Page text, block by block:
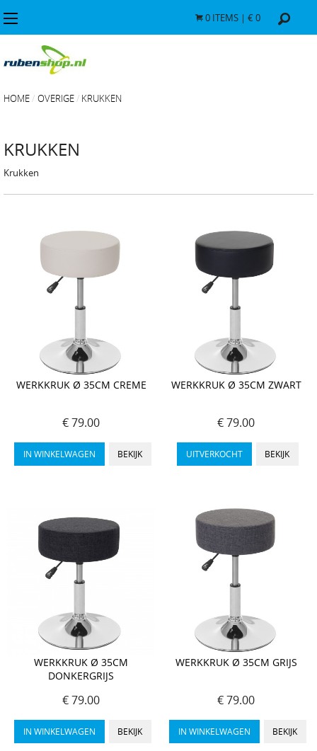
0 ITEMS | €0
HOME OVERIGE KRUKKEN
KRUKKEN
Krukken
WERKKRUK Ø 35CM CREME
€ 79.00
IN WINKELWAGEN BEKIJK
WERKKRUK Ø 35CM ZWART
€ 79.00
UITVERKOCHT BEKIJK
WERKKRUK Ø 35CM
DONKERGRIJS
€ 79.00
IN WINKELWAGEN BEKIJK
WERKKRUK Ø 35CM GRIJS
€ 79.00
IN WINKELWAGEN BEKIJK